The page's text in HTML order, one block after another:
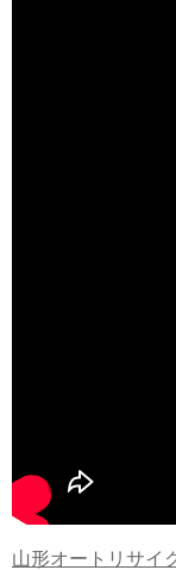
山形オートリサイ